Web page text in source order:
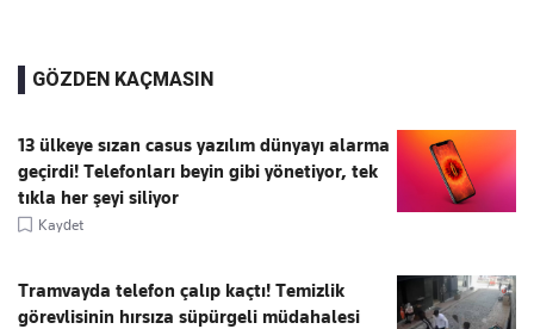
GÖZDEN KAÇMASIN
13 ülkeye sızan casus yazılım dünyayı alarma
geçirdi! Telefonları beyin gibi yönetiyor, tek
tıkla her şeyi siliyor
Kaydet
Tramvayda telefon çalıp kaçtı! Temizlik
görevlisinin hırsıza süpürgeli müdahalesi